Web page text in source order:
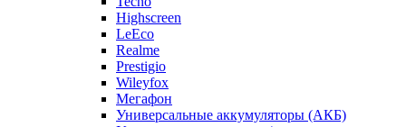
Highscreen
LeEco
Realme
Prestigio
Wileyfox
Мегафон
Универсальные аккумуляторы (АКБ)